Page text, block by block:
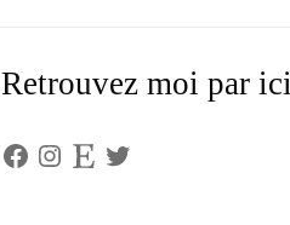
Retrouvez moi par ici
Facebook
Instagram
Etsy Twitter